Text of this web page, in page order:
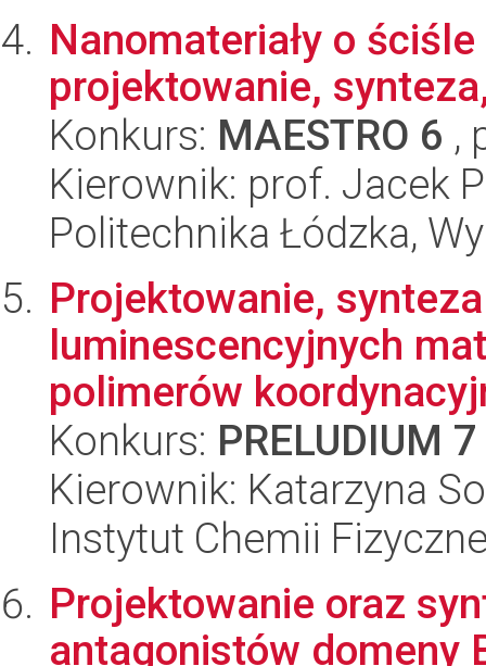
Nanomateriały o
projektowanie,
Konkurs: MAESTRO 6 ,
Kierownik: prof. Jacek
Politechnika Łódzka,
Projektowanie,
luminescencyjnych
polimerów
Konkurs: PRELUDIUM 7
Kierownik: Katarzyna
Instytut Chemii
Projektowanie oraz
antagonistów domeny